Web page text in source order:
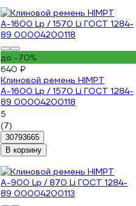
до -70%
640 ₽
Клиновой ремень HIMPT
А-1600 Lp / 1570 Li ГОСТ 1284-
89 00004200118
5
(7)
30793665
В корзину